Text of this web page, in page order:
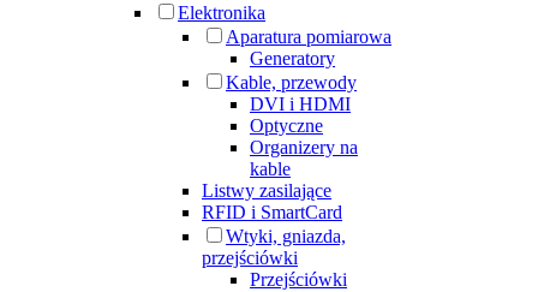
Elektronika
Aparatura pomiarowa
Generatory
Kable, przewody
DVI i HDMI
Optyczne
Organizery na
kable
Listwy zasilające
RFID i SmartCard
Wtyki, gniazda,
przejściówki
Przejściówki